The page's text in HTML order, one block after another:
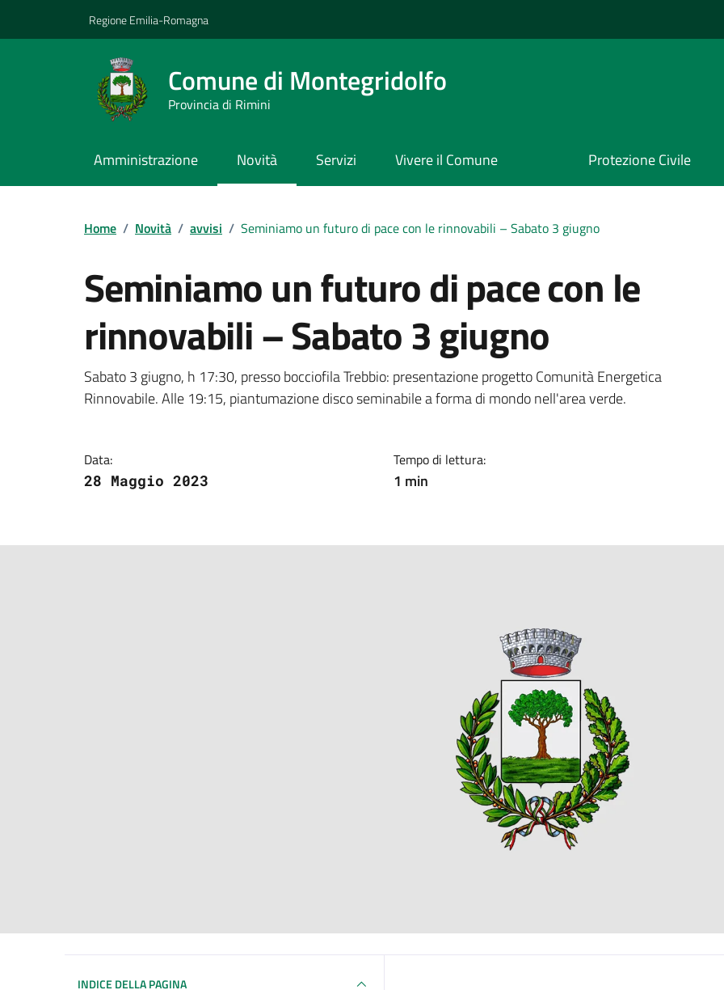
Regione Emilia-Romagna
Comune di Montegridolfo
Provincia di Rimini
Amministrazione Novità Servizi Vivere il Comune Protezione Civile
Home / Novità / avvisi / Seminiamo un futuro di pace con le rinnovabili – Sabato 3 giugno
Seminiamo un futuro di pace con le
rinnovabili – Sabato 3 giugno
Dettagli della notizia
Sabato 3 giugno, h 17:30, presso bocciofila Trebbio: presentazione progetto Comunità Energetica
Rinnovabile. Alle 19:15, piantumazione disco seminabile a forma di mondo nell'area verde.
Data:
28 Maggio 2023
Tempo di lettura:
1 min
INDICE DELLA PAGINA